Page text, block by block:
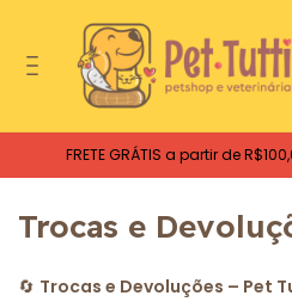
FRETE GRÁTIS a partir de
Trocas e
🔄 Trocas e Devoluções – Pet